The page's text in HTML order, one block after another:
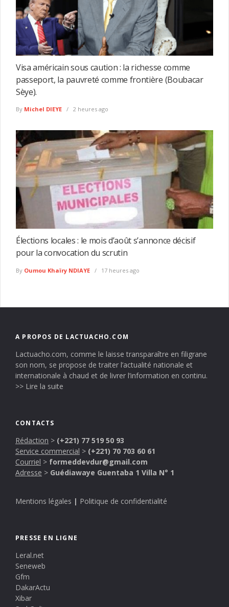
Visa américain sous caution : la richesse comme
passeport, la pauvreté comme frontière (Boubacar
Sèye).
By Michel DIEYE 2 heures ago
Élections locales : le mois d’août s’annonce décisif
pour la convocation du scrutin
By Oumou Khaïry NDIAYE 17 heures ago
A PROPOS DE LACTUACHO.COM
Lactuacho.com, comme le laisse transparaître en filigrane
son nom, se propose de traiter l’actualité nationale et
internationale à chaud et de livrer l’information en continu.
>> Lire la suite
CONTACTS
Rédaction > (+221) 77 519 50 93
Service commercial > (+221) 70 703 60 61
Courriel > formeddevdur@gmail.com
Adresse > Guédiawaye Guentaba 1 Villa N° 1
Mentions légales | Politique de confidentialité
PRESSE EN LIGNE
Leral.net
Seneweb
Gfm
DakarActu
Xibar